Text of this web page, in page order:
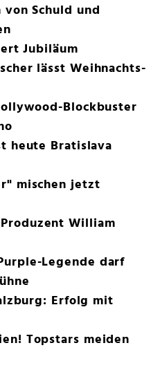
Schuld und
Jubiläum
lässt Weihnachts-
Blockbuster
heute Bratislava
mischen jetzt
William
Legende darf
Erfolg mit
Topstars meiden